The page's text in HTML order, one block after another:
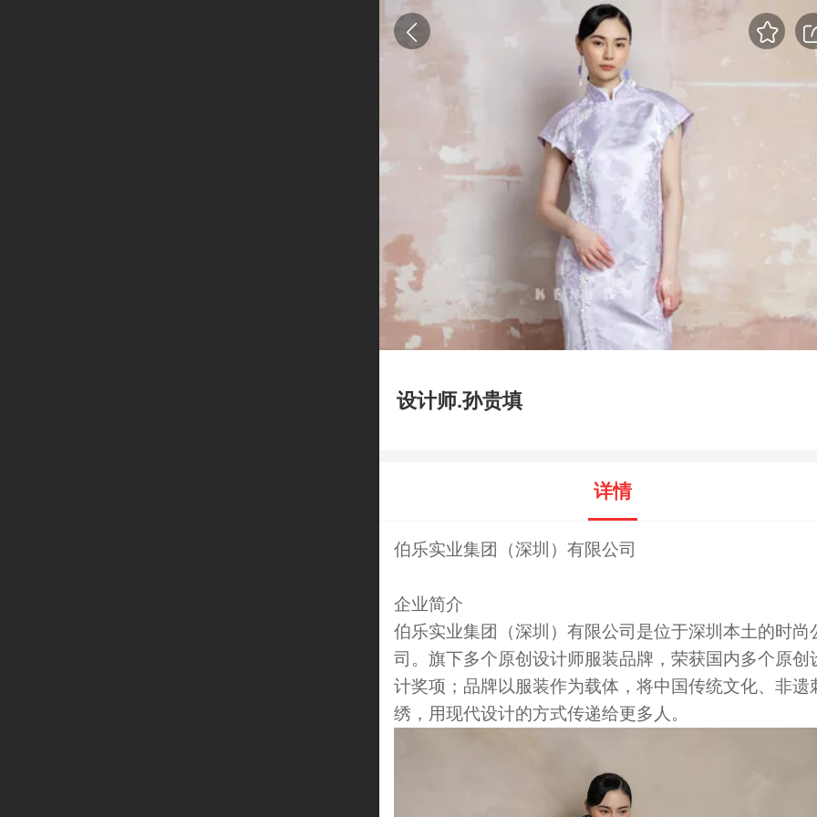
设计师.孙贵填
详情
伯乐实业集团（深圳）有限公司
企业简介
伯乐实业集团（深圳）有限公司是位于深圳本土的时尚
司。旗下多个原创设计师服装品牌，荣获国内多个原创
计奖项；品牌以服装作为载体，将中国传统文化、非遗
绣，用现代设计的方式传递给更多人。